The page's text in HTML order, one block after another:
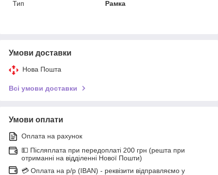
Тип
Рамка
Умови доставки
Нова Пошта
Всі умови доставки
Умови оплати
Оплата на рахунок
💵 Післяплата при передоплаті 200 грн (решта при
отриманні на відділенні Нової Пошти)
💳 Оплата на р/р (IBAN) - реквізити відправляємо у